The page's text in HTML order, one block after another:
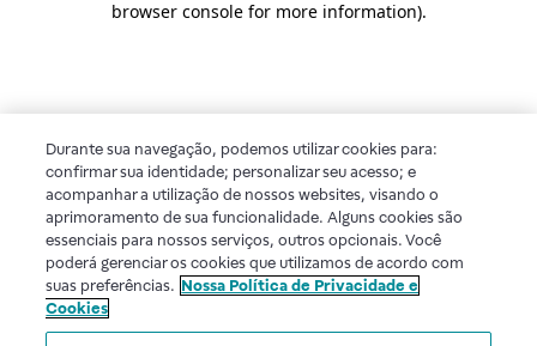
browser console for more information).
Durante sua navegação, podemos utilizar cookies para:
confirmar sua identidade; personalizar seu acesso; e
acompanhar a utilização de nossos websites, visando o
aprimoramento de sua funcionalidade. Alguns cookies são
essenciais para nossos serviços, outros opcionais. Você
poderá gerenciar os cookies que utilizamos de acordo com
suas preferências. Nossa Política de Privacidade e
Cookies